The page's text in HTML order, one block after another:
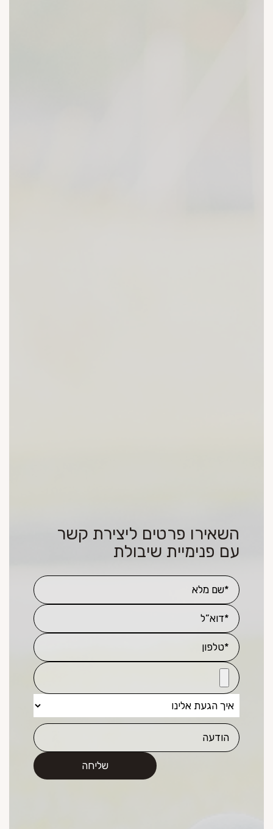
השאירו פרטים ליצירת קשר
עם פנימיית שיבולת